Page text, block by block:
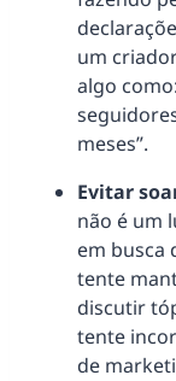
um
algo
meses”.
Evitar
não é um
em busca
tente
discutir
tente
de